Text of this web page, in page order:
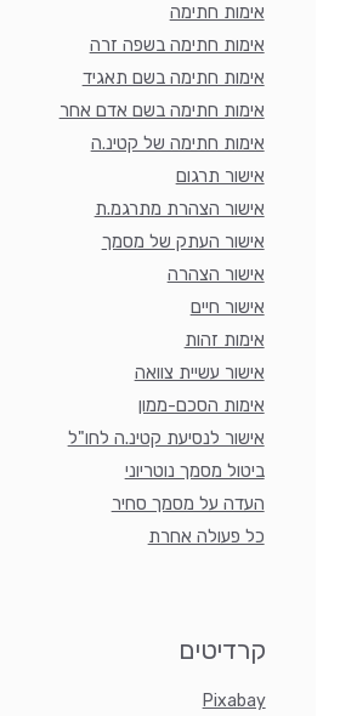
אימות חתימה
אימות חתימה בשפה זרה
אימות חתימה בשם תאגיד
אימות חתימה בשם אדם אחר
אימות חתימה של קטינ.ה
אישור תרגום
אישור הצהרת מתרגמ.ת
אישור העתק של מסמך
אישור הצהרה
אישור חיים
אימות זהות
אישור עשיית צוואה
אימות הסכם-ממון
אישור לנסיעת קטינ.ה לחו"ל
ביטול מסמך נוטריוני
העדה על מסמך סחיר
כל פעולה אחרת
קרדיטים
Pixabay